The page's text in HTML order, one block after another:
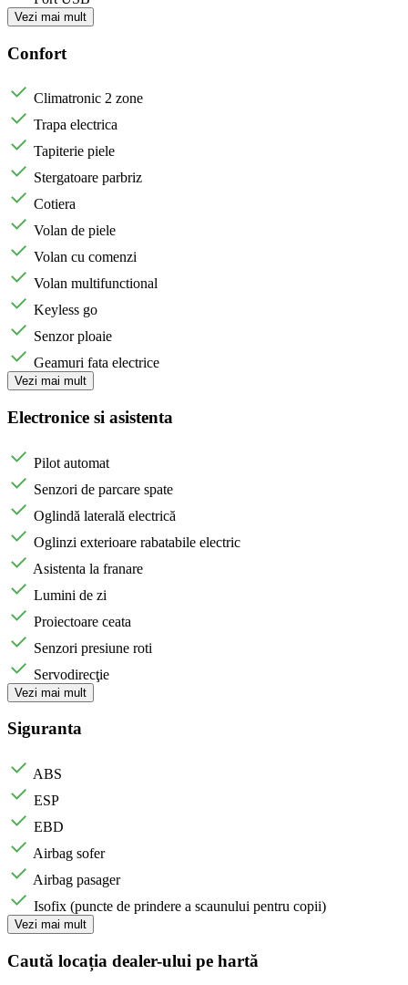
Vezi mai mult
Confort
Climatronic 2 zone
Trapa electrica
Tapiterie piele
Stergatoare parbriz
Cotiera
Volan de piele
Volan cu comenzi
Volan multifunctional
Keyless go
Senzor ploaie
Geamuri fata electrice
Vezi mai mult
Electronice si asistenta
Pilot automat
Senzori de parcare spate
Oglindă laterală electrică
Oglinzi exterioare rabatabile electric
Asistenta la franare
Lumini de zi
Proiectoare ceata
Senzori presiune roti
Servodirecţie
Vezi mai mult
Siguranta
ABS
ESP
EBD
Airbag sofer
Airbag pasager
Isofix (puncte de prindere a scaunului pentru copii)
Vezi mai mult
Caută locația dealer-ului pe hartă